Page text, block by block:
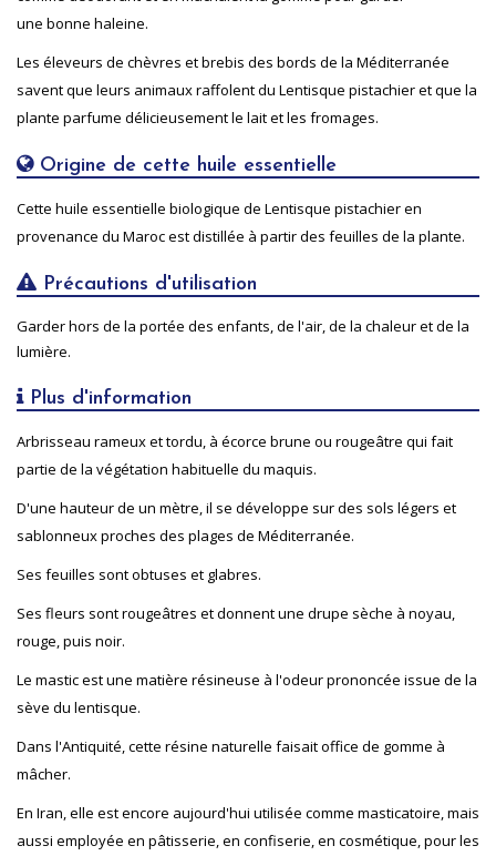
une bonne haleine.
Les éleveurs de chèvres et brebis des bords de la Méditerranée
savent que leurs animaux raffolent du Lentisque pistachier et que la
plante parfume délicieusement le lait et les fromages.
Origine de cette huile essentielle
Cette huile essentielle biologique de Lentisque pistachier en
provenance du Maroc est distillée à partir des feuilles de la plante.
Précautions d'utilisation
Garder hors de la portée des enfants, de l'air, de la chaleur et de la
lumière.
Plus d'information
Arbrisseau rameux et tordu, à écorce brune ou rougeâtre qui fait
partie de la végétation habituelle du maquis.
D'une hauteur de un mètre, il se développe sur des sols légers et
sablonneux proches des plages de Méditerranée.
Ses feuilles sont obtuses et glabres.
Ses fleurs sont rougeâtres et donnent une drupe sèche à noyau,
rouge, puis noir.
Le mastic est une matière résineuse à l'odeur prononcée issue de la
sève du lentisque.
Dans l'Antiquité, cette résine naturelle faisait office de gomme à
mâcher.
En Iran, elle est encore aujourd'hui utilisée comme masticatoire, mais
aussi employée en pâtisserie, en confiserie, en cosmétique, pour les